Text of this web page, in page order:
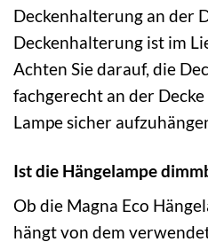
Deckenhalterung an der
Deckenhalterung ist im
Achten Sie darauf, die
fachgerecht an der
Lampe sicher
Ist die Hängelampe
Ob die Magna Eco
hängt von dem